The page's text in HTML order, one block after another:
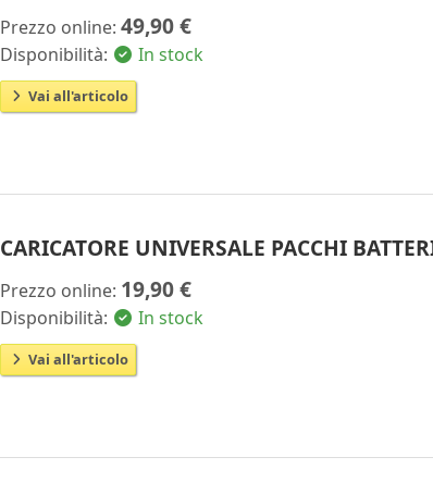
Prezzo online:49,90 €
Disponibilità: In stock
Vai all'articolo
CARICATORE UNIVERSALE PACCHI
Prezzo online: 19,90 €
Disponibilità: In stock
Vai all'articolo